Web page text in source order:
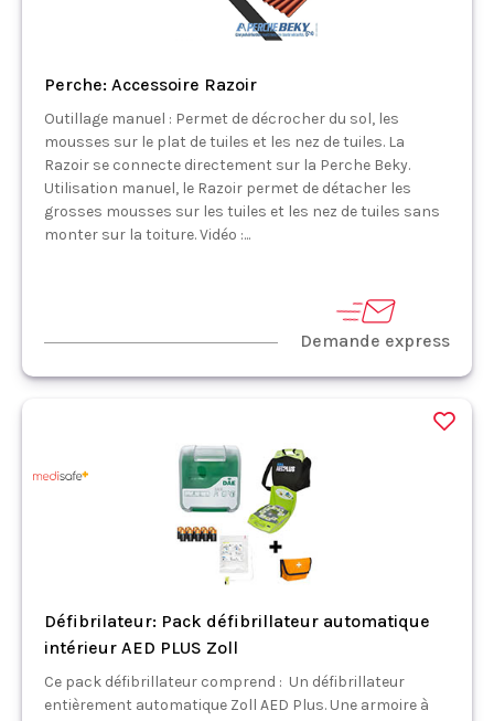
Perche: Accessoire Razoir
Outillage manuel : Permet de décrocher du sol, les
mousses sur le plat de tuiles et les nez de tuiles. La
Razoir se connecte directement sur la Perche Beky.
Utilisation manuel, le Razoir permet de détacher les
grosses mousses sur les tuiles et les nez de tuiles sans
monter sur la toiture. Vidéo :...
Demande express
Défibrilateur: Pack défibrillateur automatique
intérieur AED PLUS Zoll
Ce pack défibrillateur comprend : Un défibrillateur
entièrement automatique Zoll AED Plus. Une armoire à